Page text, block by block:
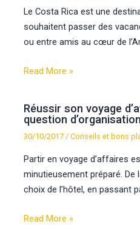
Le Costa Rica est une
souhaitent passer des
ou entre amis au cœur de
Read More »
Réussir son voyage
question d’organisation
30/10/2017/Conseils et bons
Partir en voyage d’affaires
minutieusement préparé. De
choix de l’hôtel, en passant
Read More »